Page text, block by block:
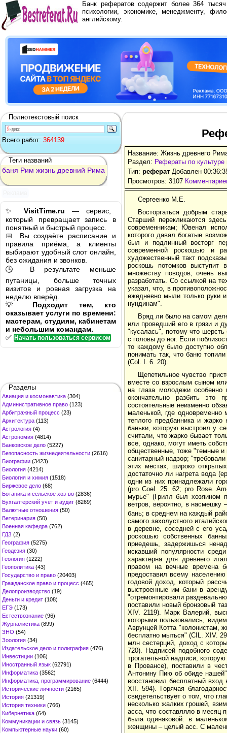
Банк рефератов содержит более 364
психологии, экономике, менеджменту,
английскому.
Полнотекстовый поиск
Всего работ: 364139
Теги названий
баня Рим жизнь древний Рима
✨ VisitTime.ru — сервис,
который превращает запись в
понятный и быстрый процесс.
📅 Вы создаёте расписание и
правила приёма, а клиенты
выбирают удобный слот онлайн,
без ожидания и звонков.
🕒 В результате меньше
путаницы, больше точных
визитов и ровная загрузка на
неделю вперёд.
💡 Подходит тем, кто
оказывает услуги по времени:
мастерам, студиям, кабинетам
и небольшим командам.
✅ Начать пользоваться сервисом
Разделы
Авиация и космонавтика (304)
Административное право (123)
Арбитражный процесс (23)
Архитектура (113)
Астрология (4)
Астрономия (4814)
Банковское дело (5227)
Безопасность жизнедеятельности (2616)
Биографии (3423)
Биология (4214)
Биология и химия (1518)
Биржевое дело (68)
Ботаника и сельское хоз-во (2836)
Бухгалтерский учет и аудит (8269)
Валютные отношения (50)
Ветеринария (50)
Военная кафедра (762)
ГДЗ (2)
География (5275)
Геодезия (30)
Геология (1222)
Геополитика (43)
Государство и право (20403)
Гражданское право и процесс (465)
Делопроизводство (19)
Деньги и кредит (108)
ЕГЭ (173)
Естествознание (96)
Журналистика (899)
ЗНО (54)
Зоология (34)
Издательское дело и полиграфия (476)
Инвестиции (106)
Иностранный язык (62791)
Информатика (3562)
Информатика, программирование (6444)
Исторические личности (2165)
История (21319)
История техники (766)
Кибернетика (64)
Коммуникации и связь (3145)
Компьютерные науки (60)
Название: Жизнь древнего
Раздел: Рефераты по культуре
Тип: реферат Добавлен
Просмотров: 3107
Сергеенко М.Е.
Восторгаться добрым
Старший перекликаются
современникам; Ювенал
которого давал богатые
был и подлинный восторг
современной роскошью и
художественный такт
роскошь потомков выступит
множеству поводов; очень
разработать. Со ссылкой на
указал, что, в
ежедневно мыли только руки
нундинам".
Вряд ли было на самом
или проведший его в грязи и
"кусалась", потому что
с головы до ног. Если
то каждому было доступно
понимать так, что баню
(Col. I. 6. 20).
Щепетильное чувство
вместе со взрослым сыном
на глаза молодежи особенно
окончательно разбить это
состоятельные неизменно
маленькой, где одновременно
теплого предбанника и
баньки, которую выстроил у
считали, что жарко бывает
все, однако, могут иметь
общественные, тоже "темные
санитарный надзор;
этих местах, широко
достаточно ли нагрета вода
одни из них принадлежали
(pro Coel. 25. 62; pro Rose.
мурье" (Грилл был хозяином
ветров, вероятно, в
бань; в среднем на каждый
самого захолустного
в деревне, соседней с его
роскошью собственных
приедешь, задержишься
искавший популярности
характерна для древнего
правом на вечные времена
предоставил всему
годовой доход, который
выстроенные им бани в
"отремонтировали
поставили новый бронзовый
XIV. 2119). Марк Валерий,
которыми пользовались,
Аврунцей Котта "колонистам,
бесплатно мыться" (CIL. XIV.
млн сестерций, доход с
720). Надписей подобного
трогательной надписи,
в Провансе), поставили в
Антонину Пию об обиде
восстановил бесплатный
XII. 594). Горячая
свидетельствует о том, что
несколько жалких грошей,
асса, что составляло в месяц
была одинаковой: в
женщины – целый асс. С